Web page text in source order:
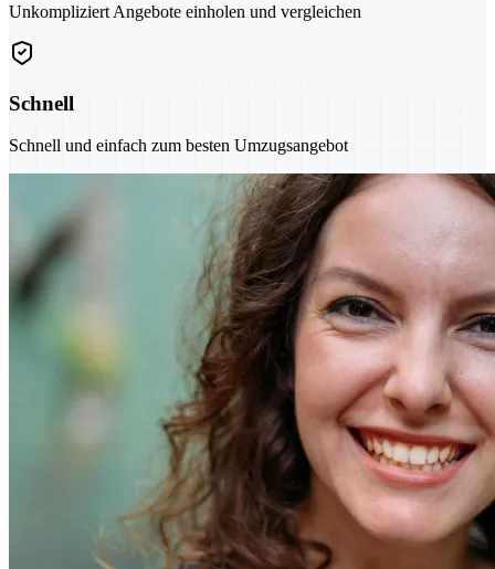
Unkompliziert Angebote einholen und vergleichen
Schnell
Schnell und einfach zum besten Umzugsangebot